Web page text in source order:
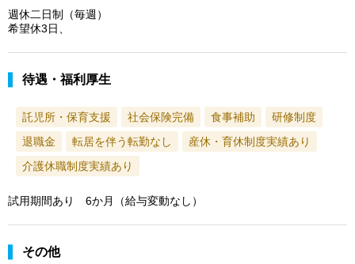
週休二日制（毎週）
希望休3日、
待遇・福利厚生
託児所・保育支援 社会保険完備 食事補助
研修制度
退職金
転居を伴う転勤なし
産休・育休制度実績あり
介護休職制度実績あり
試用期間あり 6か月（給与変動なし）
その他